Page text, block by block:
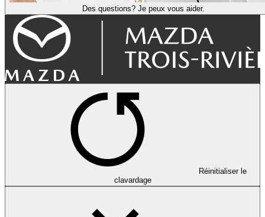
Des questions? Je peux vous aider.
Réinitialiser le
clavardage